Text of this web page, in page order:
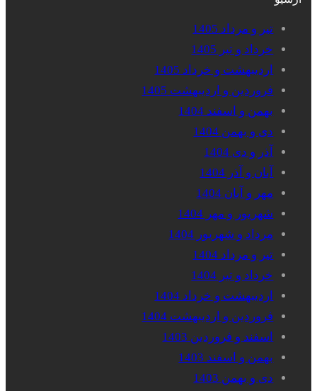
تیر و مرداد 1405
خرداد و تیر 1405
اردیبهشت و خرداد 1405
فروردین و اردیبهشت 1405
بهمن و اسفند 1404
دی و بهمن 1404
آذر و دی 1404
آبان و آذر 1404
مهر و آبان 1404
شهریور و مهر 1404
مرداد و شهریور 1404
تیر و مرداد 1404
خرداد و تیر 1404
اردیبهشت و خرداد 1404
فروردین و اردیبهشت 1404
اسفند و فروردین 1403
بهمن و اسفند 1403
دی و بهمن 1403